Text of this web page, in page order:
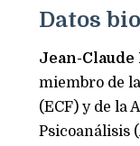
Datos
Jean-Claude
miembro de
(ECF) y de la
Psicoanálisis